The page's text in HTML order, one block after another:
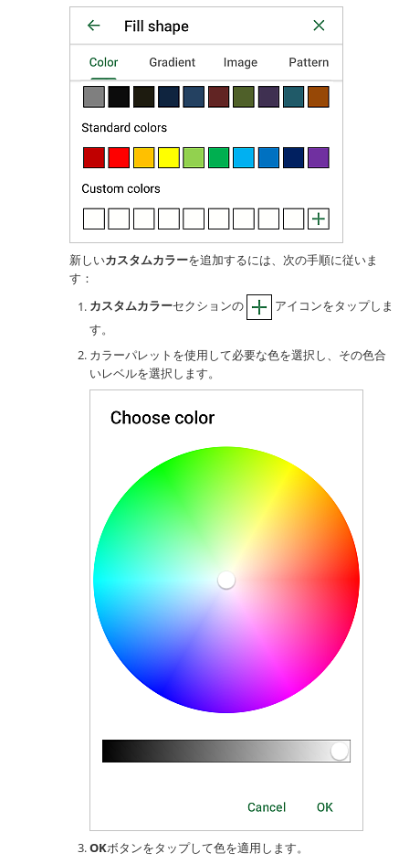
新しいカスタムカラーを追加するには、次の手順に従いま
す：
カスタムカラーセクションの
アイコンをタップしま
す。
カラーパレットを使用して必要な色を選択し、その色合
いレベルを選択します。
OKボタンをタップして色を適用します。